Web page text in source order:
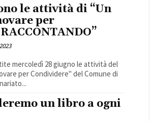
le attività di “Un
per
per Condividere" del Comune di
un libro a ogni